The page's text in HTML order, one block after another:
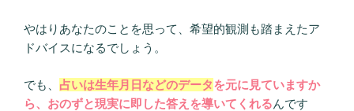
やはりあなたのことを思って、希望的観測も踏まえたア
ドバイスになるでしょう。
でも、 占いは生年月日などのデータを元に見ていますか
ら、おのずと現実に即した答えを導いてくれるんです